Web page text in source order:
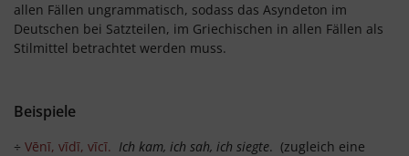
allen Fällen ungrammatisch, sodass das Asyndeton im
Deutschen bei Satzteilen, im Griechischen in allen Fällen als
Stilmittel betrachtet werden muss.
Beispiele
÷ Vēnī, vīdī, vīcī. Ich kam, ich sah, ich siegte. (zugleich eine